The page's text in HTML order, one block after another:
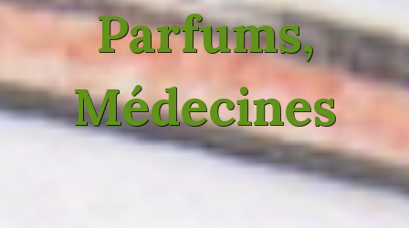
Parfums,
Médecines